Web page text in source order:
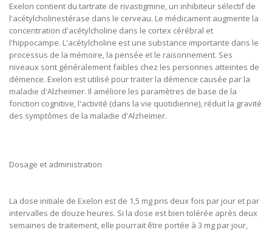
Exelon contient du tartrate de rivastigmine, un inhibiteur sélectif de
l'acétylcholinestérase dans le cerveau. Le médicament augmente la
concentration d'acétylcholine dans le cortex cérébral et
l'hippocampe. L'acétylcholine est une substance importante dans le
processus de la mémoire, la pensée et le raisonnement. Ses
niveaux sont généralement faibles chez les personnes atteintes de
démence. Exelon est utilisé pour traiter la démence causée par la
maladie d'Alzheimer. Il améliore les paramètres de base de la
fonction cognitive, l'activité (dans la vie quotidienne), réduit la gravité
des symptômes de la maladie d'Alzheimer.
Dosage et administration
La dose initiale de Exelon est de 1,5 mg pris deux fois par jour et par
intervalles de douze heures. Si la dose est bien tolérée après deux
semaines de traitement, elle pourrait être portée à 3 mg par jour,